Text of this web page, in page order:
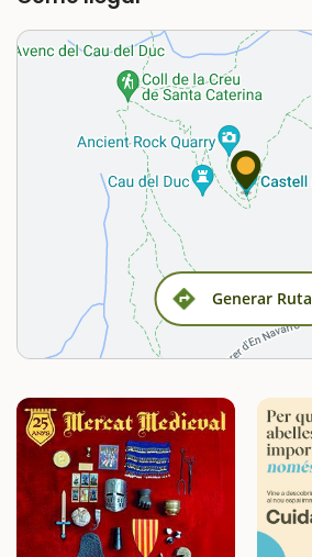
Generar Ruta